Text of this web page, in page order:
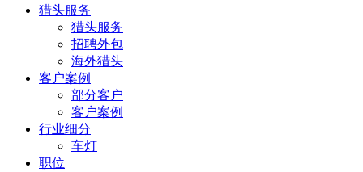
猎头服务
猎头服务
招聘外包
海外猎头
客户案例
部分客户
客户案例
行业细分
车灯
职位